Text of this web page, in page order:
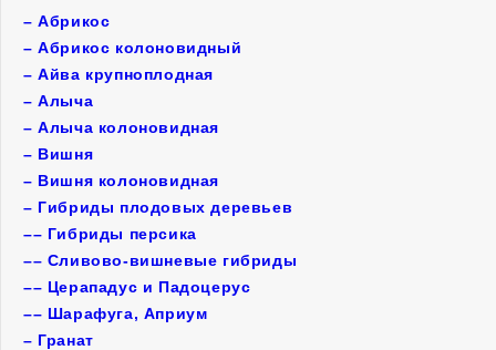
–Абрикос
–Абрикос колоновидный
–Айва крупноплодная
–Алыча
–Алыча колоновидная
– Вишня
– Вишня колоновидная
– Гибриды плодовых деревьев
–– Гибриды персика
–– Сливово-вишневые гибриды
–– Церападус и Падоцерус
–– Шарафуга, Априум
– Гранат